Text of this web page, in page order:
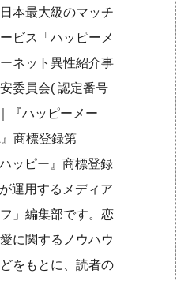
本最大級のマッチ
ビス「ハッピーメ
ネット異性紹介事
委員会( 認定番号
『ハッピーメー
商標登録第
ッピー』商標登録
運用するメディア
」編集部です。恋
に関するノウハウ
をもとに、読者の